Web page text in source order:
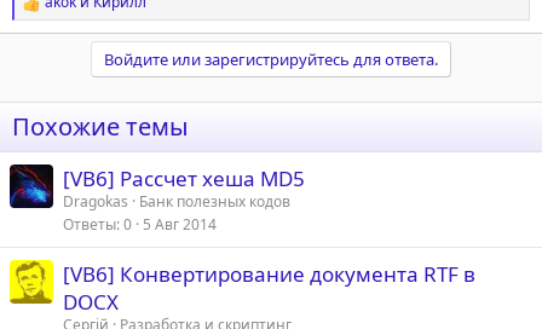
Р
е
и
и
Войдите или зарегистрируйтесь для ответа.
Похожие темы
[VB6] Рассчет хеша MD5
Dragokas
Банк полезных кодов
Ответы 0 5 Авг 2014
[VB6] Конвертирование документа RTF в
DOCX
Сергій
Разработка и скриптинг